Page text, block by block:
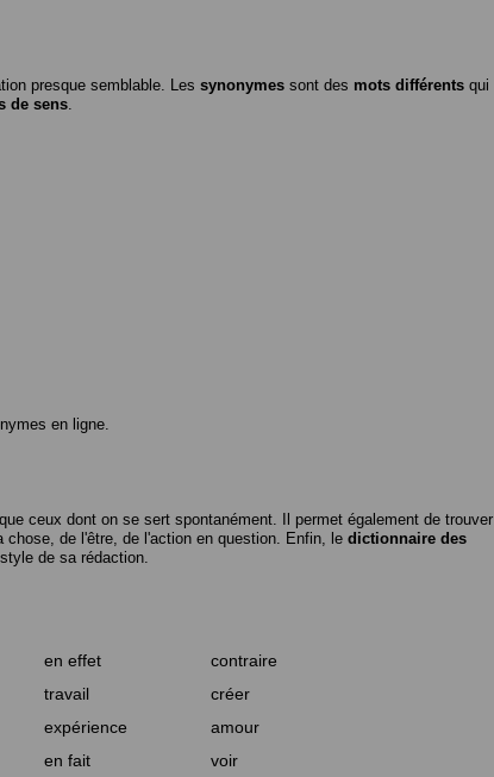
presque semblable. Les synonymes sont des mots différents qui
de sens
en ligne.
ceux dont on se sert spontanément. Il permet également de trouver
de l'être, de l'action en question. Enfin, le dictionnaire des
de sa rédaction.
en effet
contraire
travail
créer
expérience
amour
en fait voir